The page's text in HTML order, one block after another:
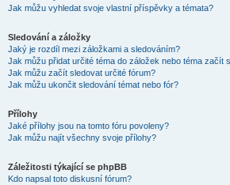
Jak můžu vyhledat svoje vlastní příspěvky a témata?
Sledování a záložky
Jaký je rozdíl mezi záložkami a sledováním?
Jak můžu přidat určité téma do záložek nebo téma začít
Jak můžu začít sledovat určité fórum?
Jak můžu ukončit sledování témat nebo fór?
Přílohy
Jaké přílohy jsou na tomto fóru povoleny?
Jak můžu najít všechny svoje přílohy?
Záležitosti týkající se phpBB
Kdo napsal toto diskusní fórum?